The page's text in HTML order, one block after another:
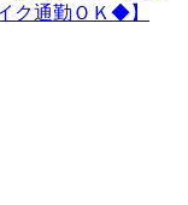
ク通勤ＯＫ◆】